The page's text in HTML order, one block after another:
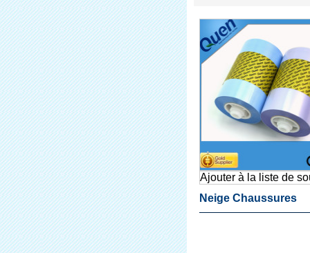
Ajouter à la liste de
Neige Chaussures